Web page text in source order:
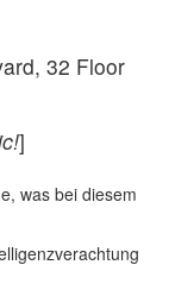
32 Floor
]
was bei diesem